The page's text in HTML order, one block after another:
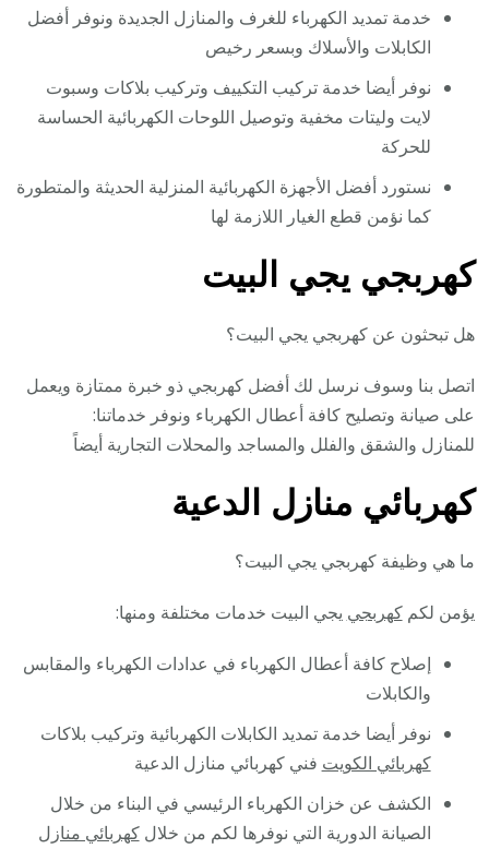
خدمة تمديد الكهرباء للغرف والمنازل الجديدة ونوفر أفضل
الكابلات والأسلاك وبسعر رخيص
نوفر أيضا خدمة تركيب التكييف وتركيب بلاكات وسبوت
لايت وليتات مخفية وتوصيل اللوحات الكهربائية الحساسة
للحركة
نستورد أفضل الأجهزة الكهربائية المنزلية الحديثة والمتطورة
كما نؤمن قطع الغيار اللازمة لها
كهربجي يجي البيت
هل تبحثون عن كهربجي يجي البيت؟
اتصل بنا وسوف نرسل لك أفضل كهربجي ذو خبرة ممتازة ويعمل
على صيانة وتصليح كافة أعطال الكهرباء ونوفر خدماتنا:
للمنازل والشقق والفلل والمساجد والمحلات التجارية أيضاً
كهربائي منازل الدعية
ما هي وظيفة كهربجي يجي البيت؟
يؤمن لكمكهربجي يجي البيت خدمات مختلفة ومنها:
إصلاح كافة أعطال الكهرباء في عدادات الكهرباء والمقابس
والكابلات
نوفر أيضا خدمة تمديد الكابلات الكهربائية وتركيب بلاكات
كهربائي الكويت فني كهربائي منازل الدعية
الكشف عن خزان الكهرباء الرئيسي في البناء من خلال
الصيانة الدورية التي نوفرها لكم من خلالكهربائي منازل